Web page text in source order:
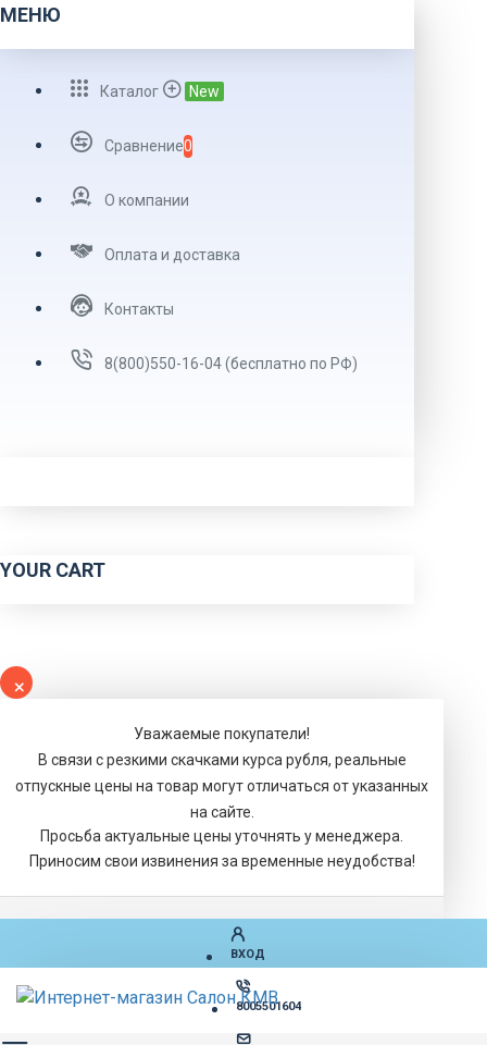
МЕНЮ
Каталог New
Сравнение0
О компании
Оплата и доставка
Контакты
8(800)550-16-04 (бесплатно по РФ)
YOUR CART
Уважаемые покупатели!
В связи с резкими скачками курса рубля, реальные
отпускные цены на товар могут отличаться от указанных
на сайте.
Просьба актуальные цены уточнять у менеджера.
Приносим свои извинения за временные неудобства!
ВХОД
8005501604